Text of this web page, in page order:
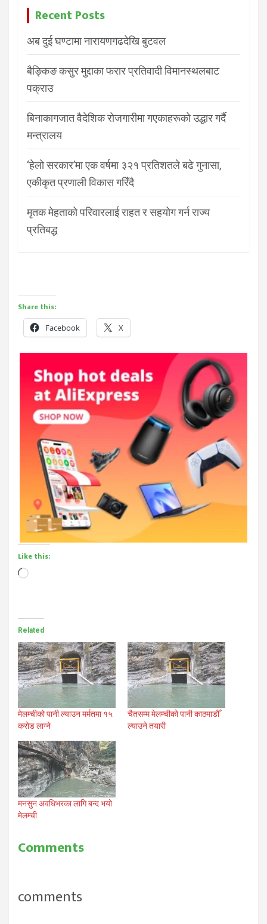
Recent Posts
अब दुई घण्टामा नारायणगढदेखि बुटवल
बैङ्किङ कसुर मुद्दाका फरार प्रतिवादी विमानस्थलबाट
पक्राउ
बिनाकागजात वैदेशिक रोजगारीमा गएकाहरूको उद्धार गर्दै
मन्त्रालय
‘हेलो सरकार’मा एक वर्षमा ३२१ प्रतिशतले बढे गुनासा,
एकीकृत प्रणाली विकास गरिँदै
मृतक मेहताको परिवारलाई राहत र सहयोग गर्न राज्य
प्रतिबद्ध
Share this:
Facebook X
Like this:
Loading…
Related
मेलम्चीको पानी ल्याउन मर्मतमा १५
करोड लाग्ने
चैतसम्म मेलम्चीको पानी काठमाडौँ
ल्याउने तयारी
मनसुन अवधिभरका लागि बन्द भयो
मेलम्ची
Comments
comments